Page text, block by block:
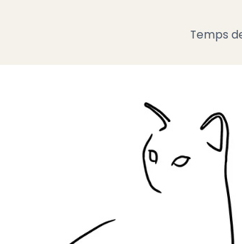
Temps